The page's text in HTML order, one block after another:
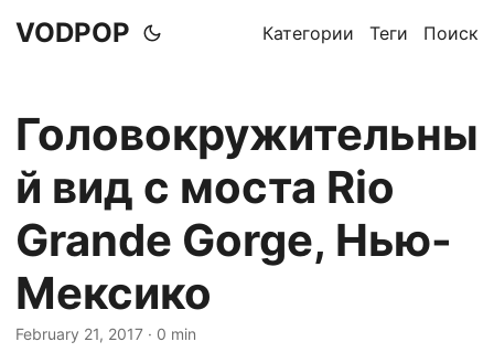
VODPOP Категории Теги Поиск
Головокружительны
й вид с моста Rio
Grande Gorge, Нью-
Мексико
February 21, 2017 · 0 min